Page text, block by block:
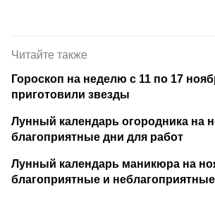
Читайте также
Гороскоп на неделю с 11 по 17
приготовили звезды
Лунный календарь огородника на
благоприятные дни для работ
Лунный календарь маникюра на
благоприятные и